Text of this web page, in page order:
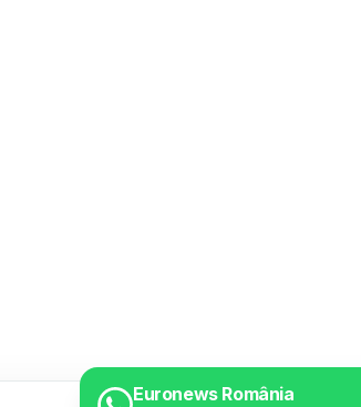
Euronews România